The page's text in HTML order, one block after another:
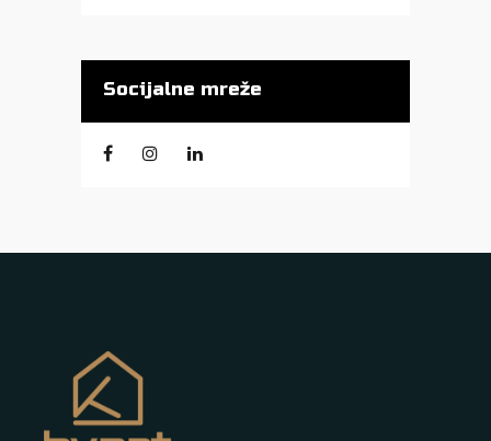
Socijalne mreže